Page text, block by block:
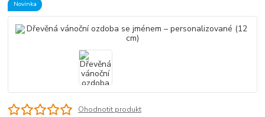
Novinka
Ohodnotit produkt